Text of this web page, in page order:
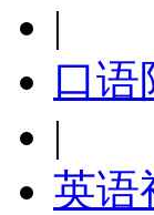
|
口语
|
英语